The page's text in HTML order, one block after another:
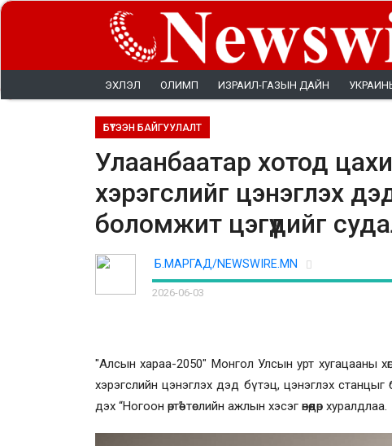
ЭХЛЭЛ ОЛИМП ИЗРАИЛ-ГАЗЫН ДАЙН
БҮТЭЭН БАЙГУУЛАЛТ
Улаанбаатар хотод
хэрэгслийг цэнэглэх
боломжит цэгүүдийг
Б.МАРГАД/NEWSWIRE.MN
2026-06-03
"Алсын хараа-2050" Монгол Улсын урт хугацааны
хэрэгслийн цэнэглэх дэд бүтэц, цэнэглэх
дэх “Ногоон өртөө” төслийн ажлын хэсэг өнөөдөр хуралдлаа.